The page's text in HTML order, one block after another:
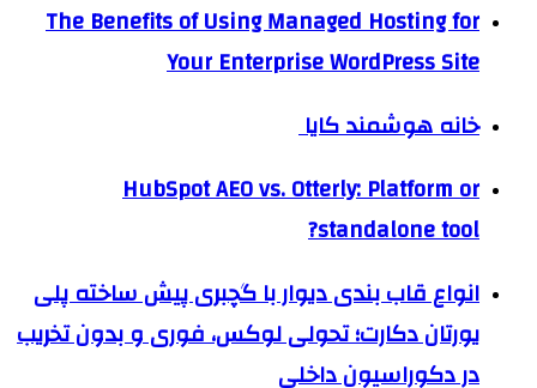
The Benefits of Using Managed Hosting for
Your Enterprise WordPress Site
خانه هوشمند کایا
HubSpot AEO vs. Otterly: Platform or
standalone tool?
انواع قاب بندی دیوار با گچبری پیش ساخته پلی
یورتان دکارت؛ تحولی لوکس، فوری و بدون تخریب
در دکوراسیون داخلی